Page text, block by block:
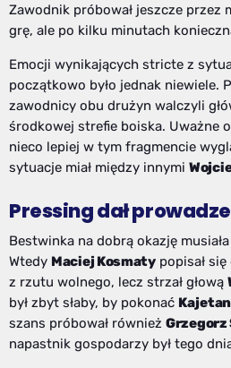
Zawodnik próbował jeszcze przez
grę, ale po kilku minutach
Emocji wynikających stricte z
początkowo było jednak niewiele.
zawodnicy obu drużyn walczyli
środkowej strefie boiska. Uważne
nieco lepiej w tym fragmencie
sytuacje miał między innymi
Pressing dał
Bestwinka na dobrą okazję
Wtedy Maciej Kosmatypopisał
z rzutu wolnego, lecz strzał głową
był zbyt słaby, by pokonać
szans próbował również
napastnik gospodarzy był tego